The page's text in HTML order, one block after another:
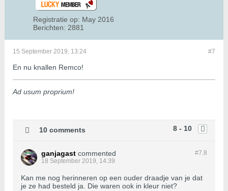
Registratie op: May 2016
Berichten: 2881
#7
15 September 2019, 13:24
En nu knallen Remco!
Ad usum proprium!
8 - 10
10 comments
#7.8
ganjagast commented
18 September 2019, 14:39
Kan me nog herinneren op een ouder draadje van je dat
je ze had besteld ja. Die waren ook in kleur niet?